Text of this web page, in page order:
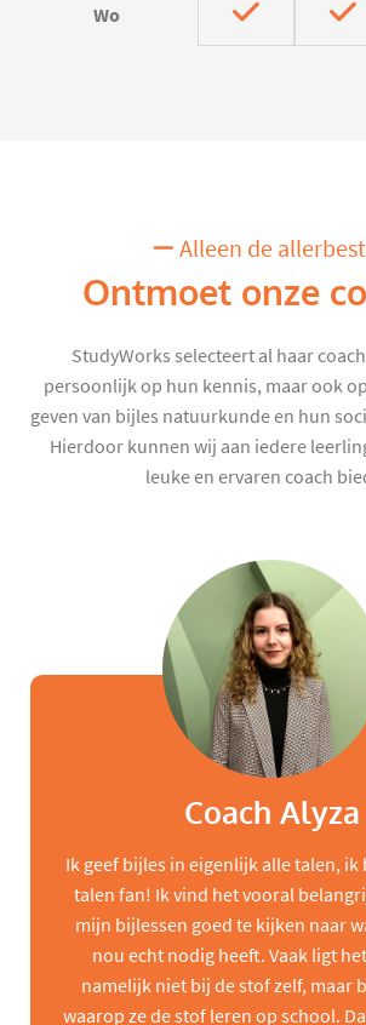
Wo
Alleen de
Ontmoet onze
StudyWorks selecteert al haar
persoonlijk op hun kennis, maar ook
geven van bijles natuurkunde en hun
Hierdoor kunnen wij aan iedere
leuke en ervaren coach
Coach Alyza
Ik geef bijles in eigenlijk alle talen, ik
talen fan! Ik vind het vooral
mijn bijlessen goed te kijken naar
nou echt nodig heeft. Vaak ligt
namelijk niet bij de stof zelf, maar
waarop ze de stof leren op school.